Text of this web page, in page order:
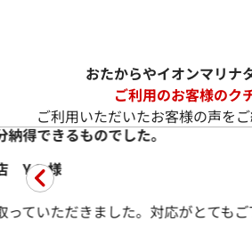
おたからやイオンマリナ
ご利用のお客様のク
ご利用いただいたお客様の声をご
を希望額で買い取って頂きました
を買取していただきました。要望を